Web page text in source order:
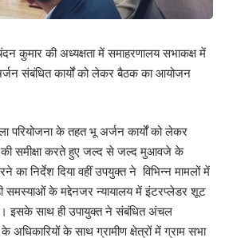
कुमार की अध्यक्षता में समाहरणालय सभाकक्ष में
संबंधित कार्यों को लेकर बैठक का आयोजन
परियोजना के तहत भू अर्जन कार्यों को लेकर
की समीक्षा करते हुए जल्द से जल्द मुआवजे के
का निर्देश दिया वहीं उपयुक्त ने विभिन्न मामलों में
के मद्देनजर न्यायालय में इंटरप्लेडर शूट
इसके साथ ही उपायुक्त ने संबंधित अंचल
अधिकारियों के साथ ग्रामीण क्षेत्रों में ग्राम सभा